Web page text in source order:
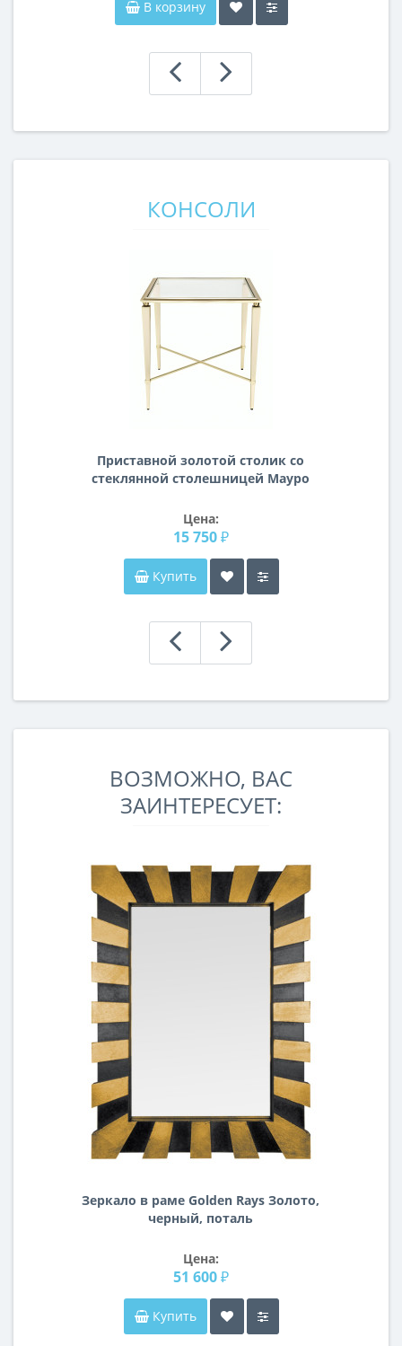
В корзину
КОНСОЛИ
Приставной золотой столик со
стеклянной столешницей Мауро
Цена:
15 750 ₽
Купить
ВОЗМОЖНО, ВАС
ЗАИНТЕРЕСУЕТ:
Зеркало в раме Golden Rays Золото,
черный, поталь
Цена:
51 600 ₽
Купить